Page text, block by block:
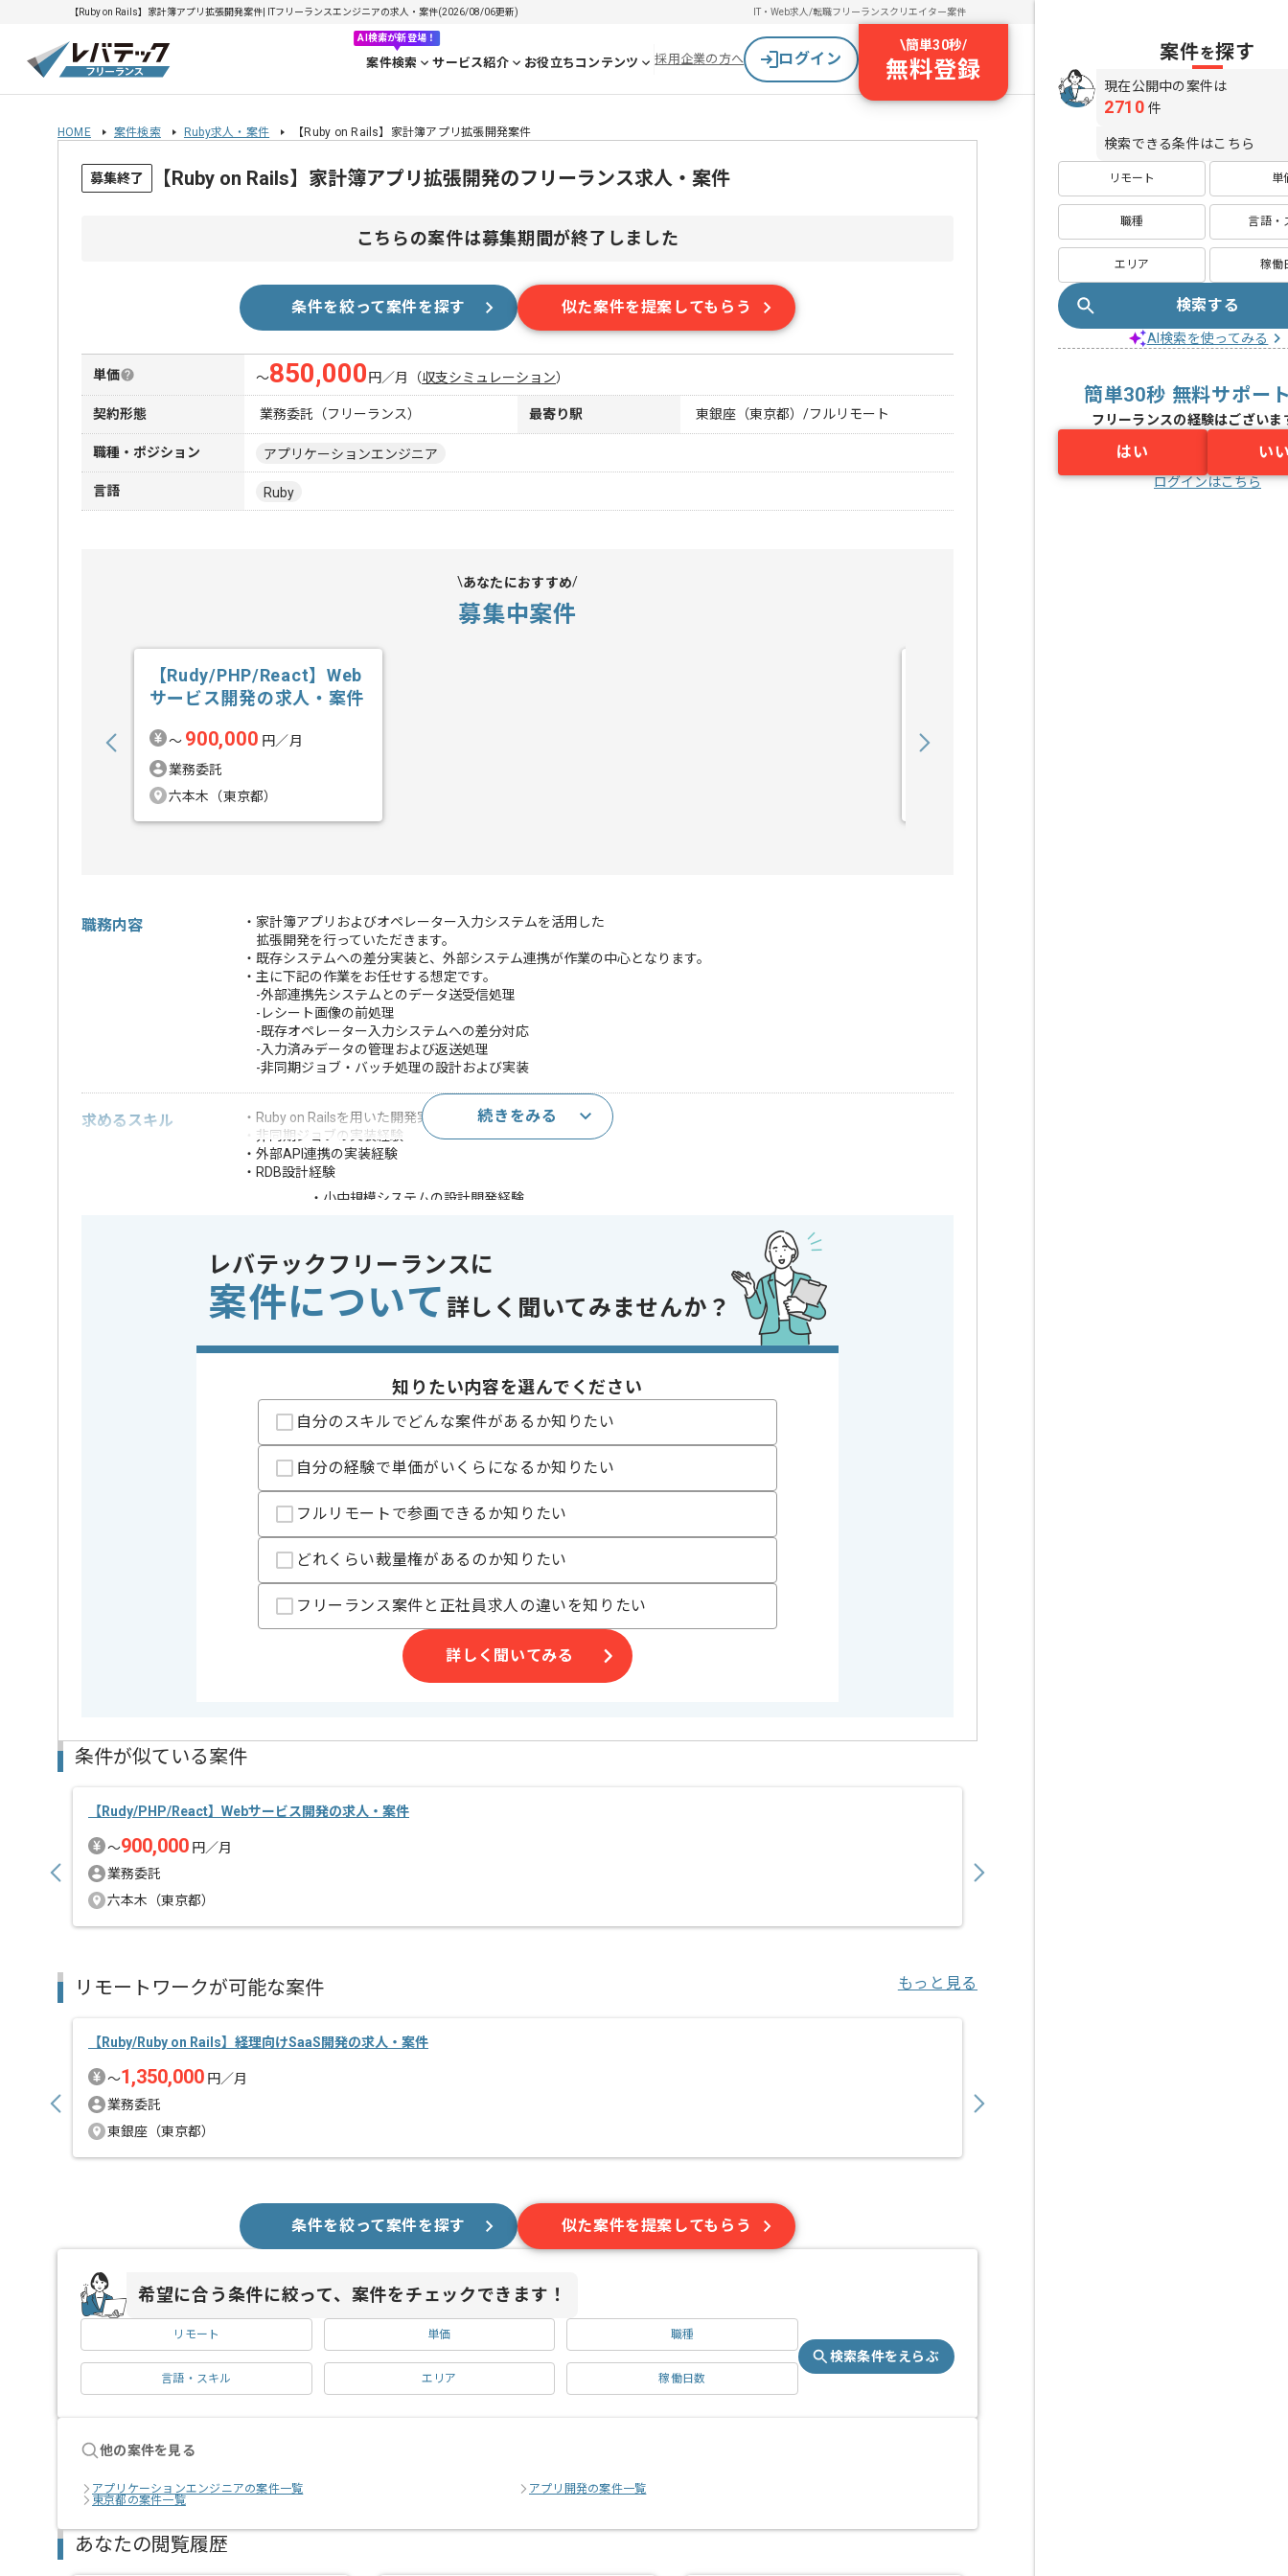
【Ruby on Rails】家計簿アプリ拡張開発案件| ITフリーランスエンジニアの求人・案件(2026/08/06更新) IT・Web求人/転職フリーランスクリエイター案件
AI検索が新登場！
案件検索 サービス紹介 お役立ちコンテンツ 採用企業の方へ ログイン
\簡単30秒/
無料登録
HOME 案件検索 Ruby求人・案件 【Ruby on Rails】家計簿アプリ拡張開発案件
募集終了 【Ruby on Rails】家計簿アプリ拡張開発のフリーランス求人・案件
こちらの案件は募集期間が終了しました
条件を絞って案件を探す 似た案件を提案してもらう
単価 〜850,000 円／月 （収支シミュレーション）
契約形態 業務委託（フリーランス） 最寄り駅 東銀座（東京都）/フルリモート
職種・ポジション アプリケーションエンジニア
言語 Ruby
あなたにおすすめ
募集中案件
【Rudy/PHP/React】Web
サービス開発の求人・案件
〜 900,000 円／月
業務委託
六本木（東京都）
職務内容
・家計簿アプリおよびオペレーター入力システムを活用した
拡張開発を行っていただきます。
・既存システムへの差分実装と、外部システム連携が作業の中心となります。
・主に下記の作業をお任せする想定です。
-外部連携先システムとのデータ送受信処理
-レシート画像の前処理
-既存オペレーター入力システムへの差分対応
-入力済みデータの管理および返送処理
-非同期ジョブ・バッチ処理の設計および実装
求めるスキル
・Ruby on Railsを用いた開発実務経験(3年以上)
・非同期ジョブの実装経験
・外部API連携の実装経験
・RDB設計経験
・小中規模システムの設計開発経験
・Dockerの知識および使用経験
・Terraformの知識および使用経験
・既存システムへの差分実装の経験
※上記に似た経験やスキルをお持ちであれば申し込み可能なケースもございます！まずはお気軽にご相談ください！
AWS
開発ツール
Docker
業務内容
アプリ開発
特徴
20代活躍中 , 30代活躍中 , 新技術に積極的 , 急募 , BtoB向け , 自社内開発が多い
精算条件
有
精算基準時間
140時間〜180時間
支払いサイト
スキルアップされたい方、長期的に参画されたい方にオススメの案件です。
続きをみる
レバテックフリーランスに
案件について 詳しく聞いてみませんか？
知りたい内容を選んでください
自分のスキルでどんな案件があるか知りたい
自分の経験で単価がいくらになるか知りたい
フルリモートで参画できるか知りたい
どれくらい裁量権があるのか知りたい
フリーランス案件と正社員求人の違いを知りたい
詳しく聞いてみる
条件が似ている案件
【Rudy/PHP/React】Webサービス開発の求人・案件
〜900,000 円／月
業務委託
六本木（東京都）
リモートワークが可能な案件 もっと見る
【Ruby/Ruby on Rails】経理向けSaaS開発の求人・案件
〜1,350,000 円／月
業務委託
東銀座（東京都）
条件を絞って案件を探す 似た案件を提案してもらう
希望に合う条件に絞って、案件をチェックできます！
リモート 単価 職種
言語・スキル エリア 稼働日数
検索条件をえらぶ
他の案件を見る
アプリケーションエンジニアの案件一覧
アプリ開発の案件一覧
東京都の案件一覧
あなたの閲覧履歴
案件を探す
現在公開中の案件は
2710 件
検索できる条件はこちら
リモート 単
職種 言語・
エリア 稼働
検索する
AI検索を使ってみる
簡単30秒 無料サポー
フリーランスの経験はございま
はい い
ログインはこちら